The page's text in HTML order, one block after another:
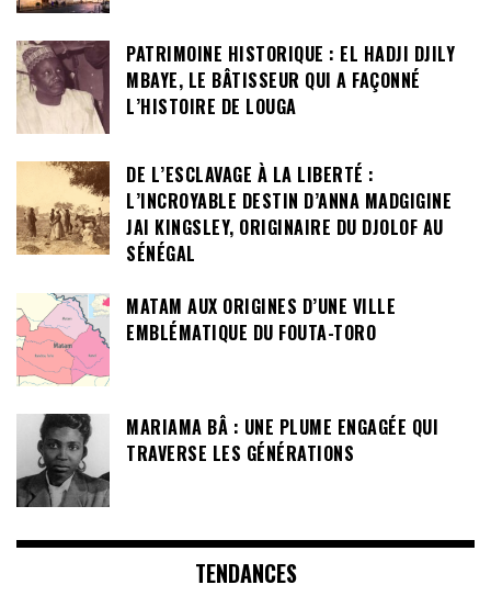
PATRIMOINE HISTORIQUE : EL HADJI DJILY
MBAYE, LE BÂTISSEUR QUI A FAÇONNÉ
L’HISTOIRE DE LOUGA
DE L’ESCLAVAGE À LA LIBERTÉ :
L’INCROYABLE DESTIN D’ANNA MADGIGINE
JAI KINGSLEY, ORIGINAIRE DU DJOLOF AU
SÉNÉGAL
MATAM AUX ORIGINES D’UNE VILLE
EMBLÉMATIQUE DU FOUTA-TORO
MARIAMA BÂ : UNE PLUME ENGAGÉE QUI
TRAVERSE LES GÉNÉRATIONS
TENDANCES